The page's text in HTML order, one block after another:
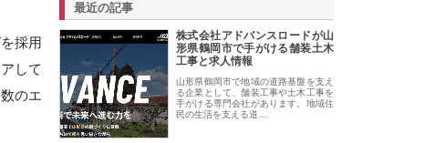
採用
して
のエ
最近の記事
株式会社アドバンスロードが山
形県鶴岡市で手がける舗装土木
工事と求人情報
山形県鶴岡市で地域の道路基盤を支え
る企業として、舗装工事や土木工事を
手がける専門会社があります。地域住
民の生活を支える道…